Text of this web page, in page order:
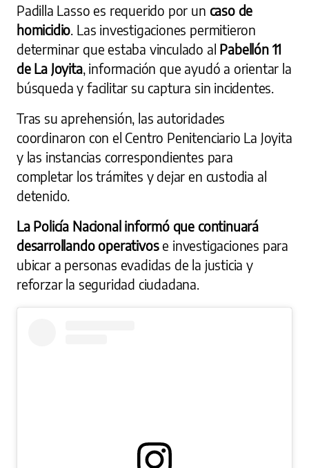
Padilla Lasso es requerido por un caso de
homicidio . Las investigaciones permitieron
determinar que estaba vinculado al Pabellón 11
de La Joyita, información que ayudó a orientar la
búsqueda y facilitar su captura sin incidentes.
Tras su aprehensión, las autoridades
coordinaron con el Centro Penitenciario La Joyita
y las instancias correspondientes para
completar los trámites y dejar en custodia al
detenido.
La Policía Nacional informó que continuará
desarrollando operativose investigaciones para
ubicar a personas evadidas de la justicia y
reforzar la seguridad ciudadana.